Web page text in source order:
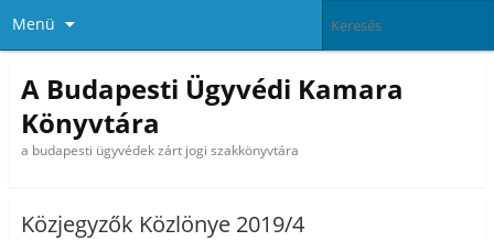
Menü
A Budapesti Ügyvédi Kamara
Könyvtára
a budapesti ügyvédek zárt jogi szakkönyvtára
Közjegyzők Közlönye 2019/4